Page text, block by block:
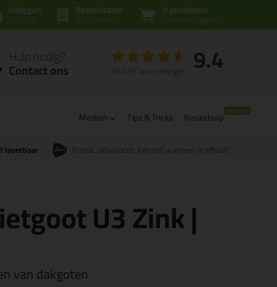
0 producten
in winkelwagen
Bestelstatus
controleren
Inloggen
account
Hulp nodig?
Contact ons 9.4
16.435 beoordelingen
Merken Tips & Tricks Keuzehulp
leverbaar PostNL afhaalpunt: kies zelf wanneer je afhaalt
U3 Zink |
van dakgoten